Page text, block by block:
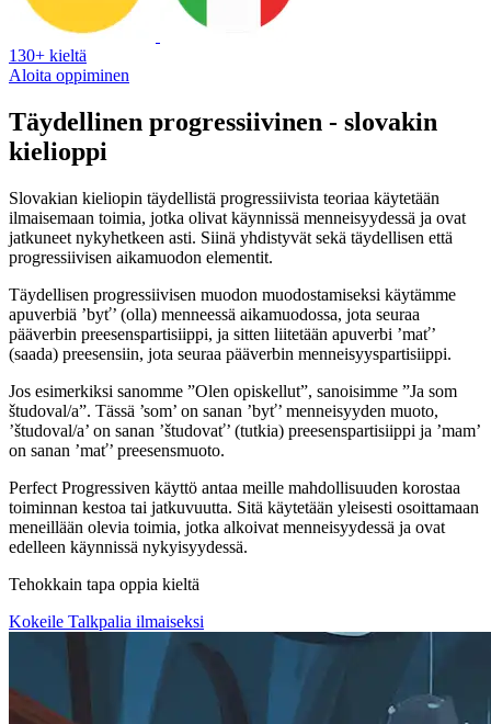
130+ kieltä
Aloita oppiminen
Täydellinen progressiivinen - slovakin
kielioppi
Slovakian kieliopin täydellistä progressiivista teoriaa käytetään
ilmaisemaan toimia, jotka olivat käynnissä menneisyydessä ja ovat
jatkuneet nykyhetkeen asti. Siinä yhdistyvät sekä täydellisen että
progressiivisen aikamuodon elementit.
Täydellisen progressiivisen muodon muodostamiseksi käytämme
apuverbiä ’byť’ (olla) menneessä aikamuodossa, jota seuraa
pääverbin preesenspartisiippi, ja sitten liitetään apuverbi ’mať’
(saada) preesensiin, jota seuraa pääverbin menneisyyspartisiippi.
Jos esimerkiksi sanomme ”Olen opiskellut”, sanoisimme ”Ja som
študoval/a”. Tässä ’som’ on sanan ’byť’ menneisyyden muoto,
’študoval/a’ on sanan ’študovať’ (tutkia) preesenspartisiippi ja ’mam’
on sanan ’mať’ preesensmuoto.
Perfect Progressiven käyttö antaa meille mahdollisuuden korostaa
toiminnan kestoa tai jatkuvuutta. Sitä käytetään yleisesti osoittamaan
meneillään olevia toimia, jotka alkoivat menneisyydessä ja ovat
edelleen käynnissä nykyisyydessä.
Tehokkain tapa oppia kieltä
Kokeile Talkpalia ilmaiseksi